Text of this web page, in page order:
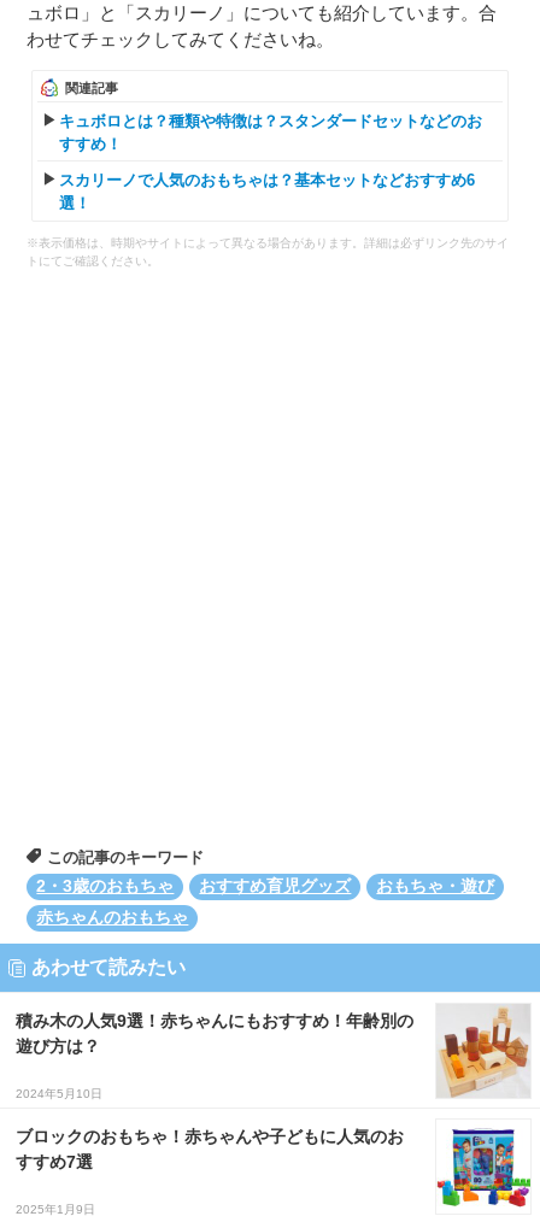
ュボロ」と「スカリーノ」についても紹介しています。合
わせてチェックしてみてくださいね。
関連記事
キュボロとは？種類や特徴は？スタンダードセットなどのお
すすめ！
スカリーノで人気のおもちゃは？基本セットなどおすすめ6
選！
※表示価格は、時期やサイトによって異なる場合があります。詳細は必ずリンク先のサイ
トにてご確認ください。
この記事のキーワード
2・3歳のおもちゃ
おすすめ育児グッズ
おもちゃ・遊び
赤ちゃんのおもちゃ
あわせて読みたい
積み木の人気9選！赤ちゃんにもおすすめ！年齢別の
遊び方は？
2024年5月10日
ブロックのおもちゃ！赤ちゃんや子どもに人気のお
すすめ7選
2025年1月9日